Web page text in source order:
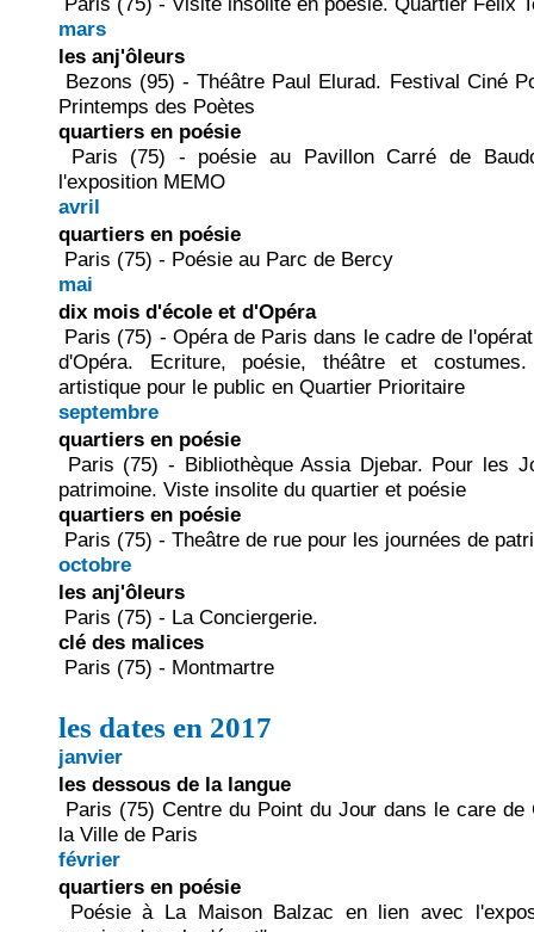
mars
les anj'ôleurs
Bezons (95) - Théâtre Paul Elurad. Festival Ciné
Printemps des Poètes
quartiers en poésie
Paris (75) - poésie au Pavillon Carré de
l'exposition MEMO
avril
quartiers en poésie
Paris (75) - Poésie au Parc de Bercy
mai
dix mois d'école et d'Opéra
Paris (75) - Opéra de Paris dans le cadre de
d'Opéra. Ecriture, poésie, théâtre et
artistique pour le public en Quartier Prioritaire
septembre
quartiers en poésie
Paris (75) - Bibliothèque Assia Djebar. Pour les
patrimoine. Viste insolite du quartier et poésie
quartiers en poésie
Paris (75) - Theâtre de rue pour les journées de
octobre
les anj'ôleurs
Paris (75) - La Conciergerie.
clé des malices
Paris (75) - Montmartre
les dates en 2017
janvier
les dessous de la langue
Paris (75) Centre du Point du Jour dans le care de
la Ville de Paris
février
quartiers en poésie
Poésie à La Maison Balzac en lien avec